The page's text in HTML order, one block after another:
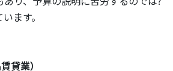
ます。
貸業）